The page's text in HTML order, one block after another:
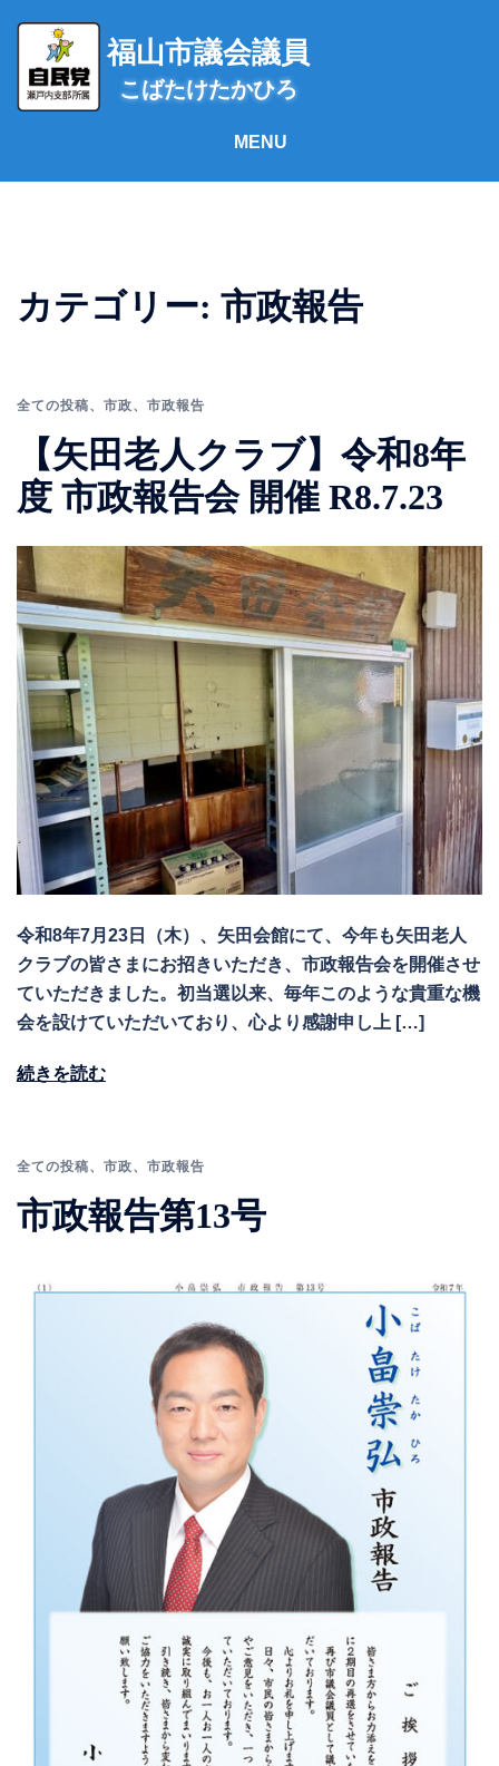
ス
福山市議会議員
こばたけたかひろ
カテゴリー: 市政報告
全ての投稿、 市政、 市政報告
【矢田老人クラブ】令和8年
度 市政報告会 開催 R8.7.23
令和8年7月23日（木）、矢田会館にて、今年も矢田老人
クラブの皆さまにお招きいただき、市政報告会を開催させ
ていただきました。初当選以来、毎年このような貴重な機
会を設けていただいており、心より感謝申し上 […]
続きを読む
全ての投稿、 市政、 市政報告
市政報告第13号